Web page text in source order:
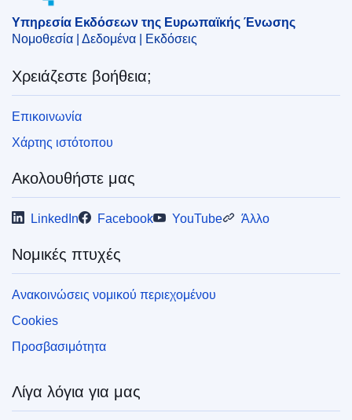
CELEX : 52025M11917
ELI :C/2025/1828/oj
OJ : C_202501828
IMMC : PUB(2025)279/3993188
pdfa2a
Υπηρεσία Εκδόσεων της Ευρωπαϊκής Ένωσης
Νομοθεσία | Δεδομένα | Εκδόσεις
Χρειάζεστε βοήθεια;
Επικοινωνία
Χάρτης ιστότοπου
Ακολουθήστε μας
LinkedIn Facebook YouTube Άλλο
Νομικές πτυχές
Ανακοινώσεις νομικού περιεχομένου
Cookies
Προσβασιμότητα
Λίγα λόγια για μας